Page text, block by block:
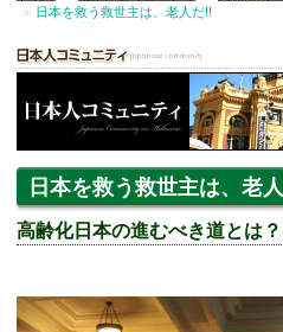
日本を救う救世主は、老人だ!!
日本を救う救世主は、老
高齢化日本の進むべき道とは